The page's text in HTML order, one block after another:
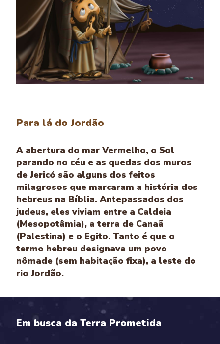
Para lá do Jordão
A abertura do mar Vermelho, o Sol
parando no céu e as quedas dos muros
de Jericó são alguns dos feitos
milagrosos que marcaram a história dos
hebreus na Bíblia. Antepassados dos
judeus, eles viviam entre a Caldeia
(Mesopotâmia), a terra de Canaã
(Palestina) e o Egito. Tanto é que o
termo hebreu designava um povo
nômade (sem habitação fixa), a leste do
rio Jordão.
Em busca da Terra Prometida